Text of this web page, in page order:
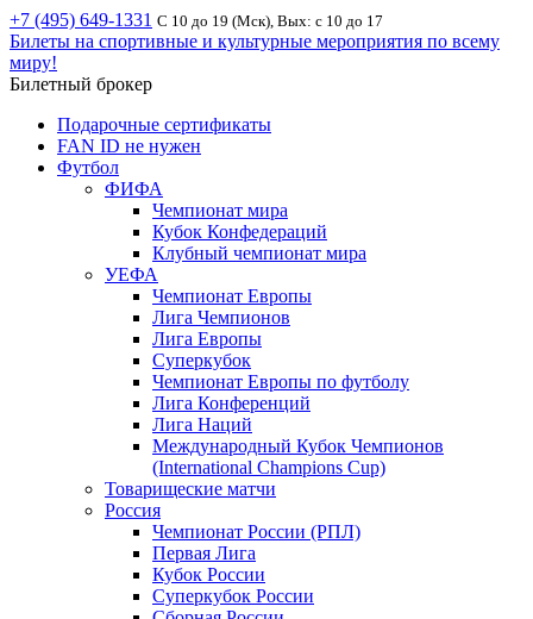
+7 (495) 649-1331 С 10 до 19 (Мск), Вых: с 10 до 17
Билеты на спортивные и культурные мероприятия по всему
миру!
Билетный брокер
Подарочные сертификаты
FAN ID не нужен
Футбол
ФИФА
Чемпионат мира
Кубок Конфедераций
Клубный чемпионат мира
УЕФА
Чемпионат Европы
Лига Чемпионов
Лига Европы
Суперкубок
Чемпионат Европы по футболу
Лига Конференций
Лига Наций
Международный Кубок Чемпионов
(International Champions Cup)
Товарищеские матчи
Россия
Чемпионат России (РПЛ)
Первая Лига
Кубок России
Суперкубок России